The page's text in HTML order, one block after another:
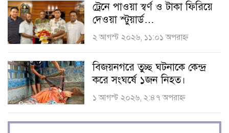
ট্রেনে পাওয়া স্বর্ণ ও টাকা ফিরিয়ে
দেওয়া স্টুয়ার্ড…
২ আগস্ট ২০২৬, ১১:০১ অপরাহ্ণ
বিজয়নগরে তুচ্ছ ঘটনাকে কেন্দ্র
করে সংঘর্ষে ১জন নিহত।
১ আগস্ট ২০২৬, ২:৪৭ অপরাহ্ণ